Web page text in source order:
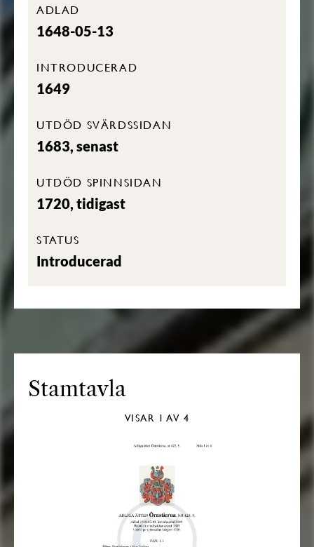
ADLAD
1648-05-13
INTRODUCERAD
1649
UTDÖD SVÄRDSSIDAN
1683, senast
UTDÖD SPINNSIDAN
1720, tidigast
STATUS
Introducerad
Stamtavla
VISAR 1 AV 4